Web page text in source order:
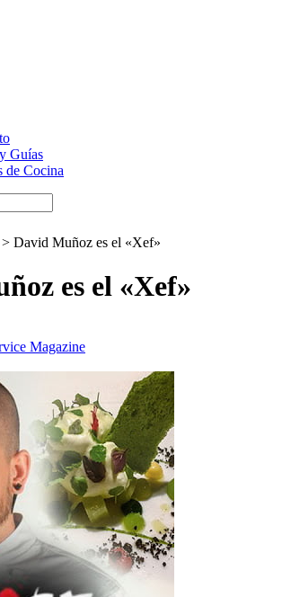
Guías
de Cocina
> David Muñoz es el «Xef»
es el «Xef»
Magazine